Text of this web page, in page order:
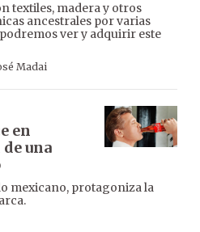
textiles, madera y otros
ancestrales por varias
ver y adquirir este
Madai
en
una
mexicano, protagoniza la